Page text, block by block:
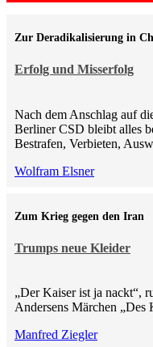
Erfolg und Misserfolg
Zur Deradikalisierung in
Nach dem Anschlag auf
Berliner CSD bleibt alles
Bestrafen, Verbieten,
Wolfram Elsner
Trumps neue Kleider
Zum Krieg gegen den Iran
„Der Kaiser ist ja nackt“,
Andersens Märchen
Manfred Ziegler